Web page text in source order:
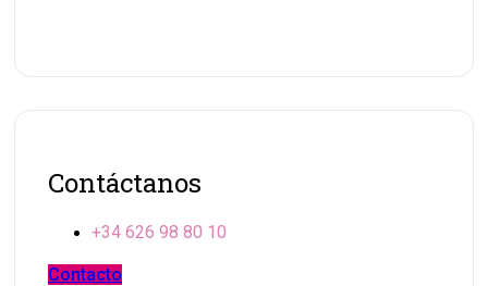
Contáctanos
+34 626 98 80 10
Contacto